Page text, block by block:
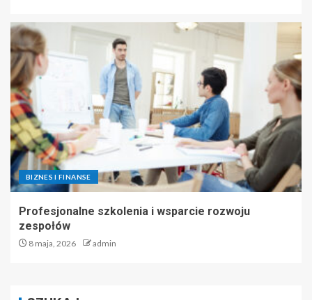
BIZNES I FINANSE
Profesjonalne szkolenia i wsparcie rozwoju
zespołów
8 maja, 2026 admin